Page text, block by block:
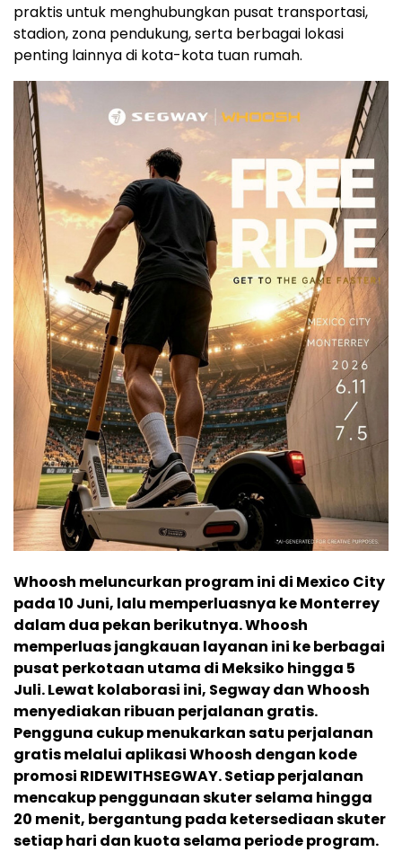
praktis untuk menghubungkan pusat transportasi,
stadion, zona pendukung, serta berbagai lokasi
penting lainnya di kota-kota tuan rumah.
Whoosh meluncurkan program ini di Mexico City
pada 10 Juni, lalu memperluasnya ke Monterrey
dalam dua pekan berikutnya. Whoosh
memperluas jangkauan layanan ini ke berbagai
pusat perkotaan utama di Meksiko hingga 5
Juli. Lewat kolaborasi ini, Segway dan Whoosh
menyediakan ribuan perjalanan gratis.
Pengguna cukup menukarkan satu perjalanan
gratis melalui aplikasi Whoosh dengan kode
promosi RIDEWITHSEGWAY. Setiap perjalanan
mencakup penggunaan skuter selama hingga
20 menit, bergantung pada ketersediaan skuter
setiap hari dan kuota selama periode program.